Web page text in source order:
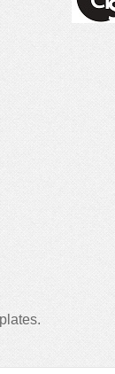
.